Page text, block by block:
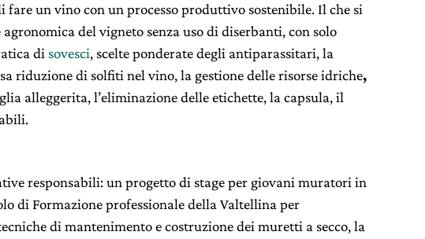
fare un vino con un processo produttivo sostenibile. Il che si
del vigneto senza uso di diserbanti, con solo
di sovesci, scelte ponderate degli antiparassitari, la
riduzione di solfiti nel vino, la gestione delle risorse idriche,
alleggerita, l’eliminazione delle etichette, la capsula, il
responsabili: un progetto di stage per giovani muratori in
di Formazione professionale della Valtellina per
di mantenimento e costruzione dei muretti a secco, la